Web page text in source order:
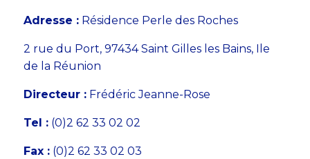
Adresse : Résidence Perle des Roches
2 rue du Port, 97434 Saint Gilles les Bains, Ile
de la Réunion
Directeur : Frédéric Jeanne-Rose
Tel : (0)2 62 33 02 02
Fax : (0)2 62 33 02 03